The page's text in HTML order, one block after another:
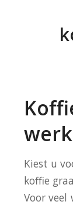
Kiest u
koffie
Voor veel